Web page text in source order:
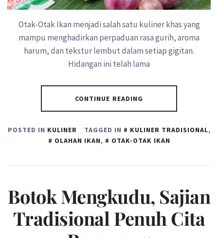
Otak-Otak Ikan menjadi salah satu kuliner khas yang
mampu menghadirkan perpaduan rasa gurih, aroma
harum, dan tekstur lembut dalam setiap gigitan.
Hidangan ini telah lama
CONTINUE READING
POSTED IN KULINER TAGGED IN KULINER TRADISIONAL,
OLAHAN IKAN, OTAK-OTAK IKAN
Botok Mengkudu, Sajian
Tradisional Penuh Cita